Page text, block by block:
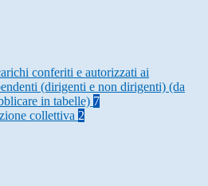
conferiti e autorizzati ai
(dirigenti e non dirigenti) (da
in tabelle) 7
collettiva 2